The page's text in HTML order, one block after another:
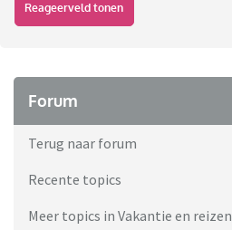
Reageerveld tonen
Forum
Terug naar forum
Recente topics
Meer topics in Vakantie en reizen